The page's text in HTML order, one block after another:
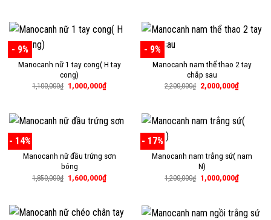
950,000₫.
- 9%
Manocanh nữ 1 tay cong( H tay
cong)
1,100,000₫ Giá
gốc
1,000,000₫Giá
hiện
1,000,000₫.
- 9%
Manocanh nam thể thao 2 tay
chắp sau
2,200,000₫ Giá
gốc
2,000,000₫Giá
hiện
- 14%
Manocanh nữ đầu trứng sơn
bóng
1,850,000₫ Giá
gốc
1,600,000₫Giá
hiện
1,600,000₫.
- 17%
Manocanh nam trắng sứ( nam
N)
1,200,000₫ Giá
gốc
1,000,000₫Giá
hiện